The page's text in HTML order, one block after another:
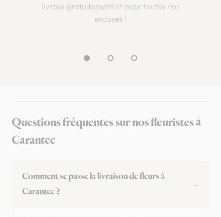
livrons gratuitement et avec toutes nos
excuses !
Questions fréquentes sur nos fleuristes à
Carantec
Comment se passe la livraison de fleurs à
Carantec ?